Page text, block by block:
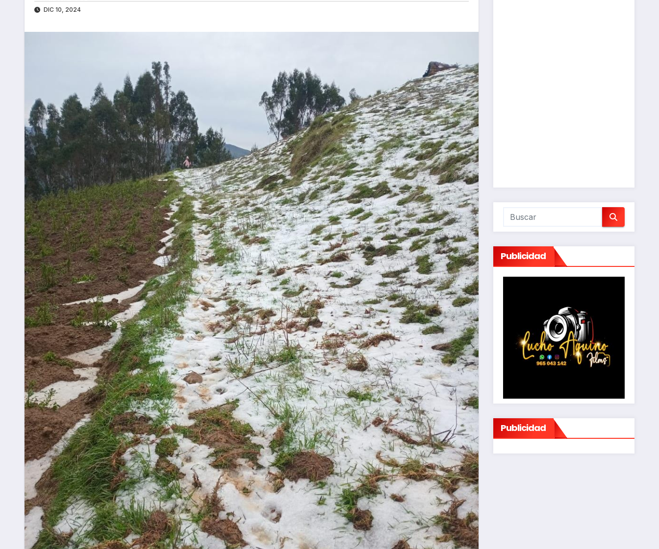
DIC 10, 2024
Publicidad
Publicidad